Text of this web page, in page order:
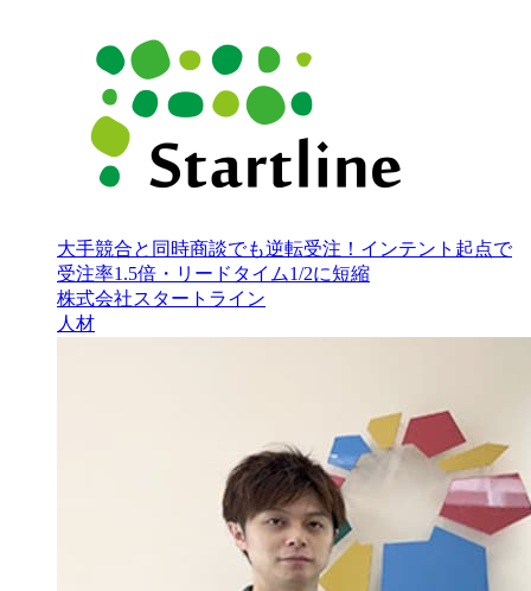
大手競合と同時商談でも逆転受注！インテント起点で
受注率1.5倍・リードタイム1/2に短縮
株式会社スタートライン
人材